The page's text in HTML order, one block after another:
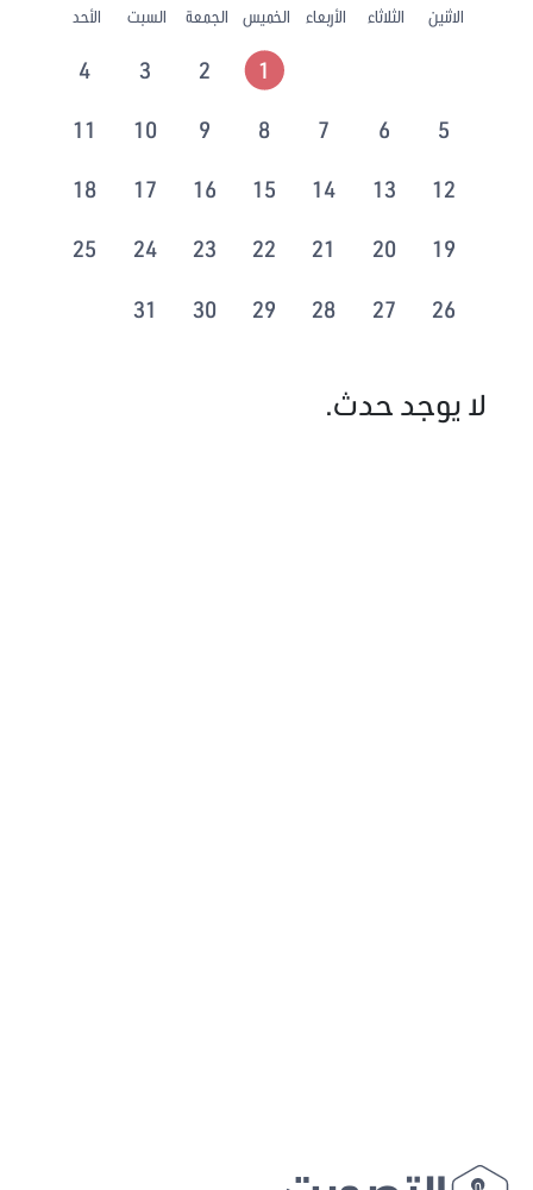
الاثنين الثلاثاء الأربعاء الخميس الجمعة السبت الأحد
1
2
3
4
5
6
7
8
9
10
11
12
13
14
15
16
17
18
19
20
21
22
23
24
25
26
27
28
29
30
31
لا يوجد حدث.